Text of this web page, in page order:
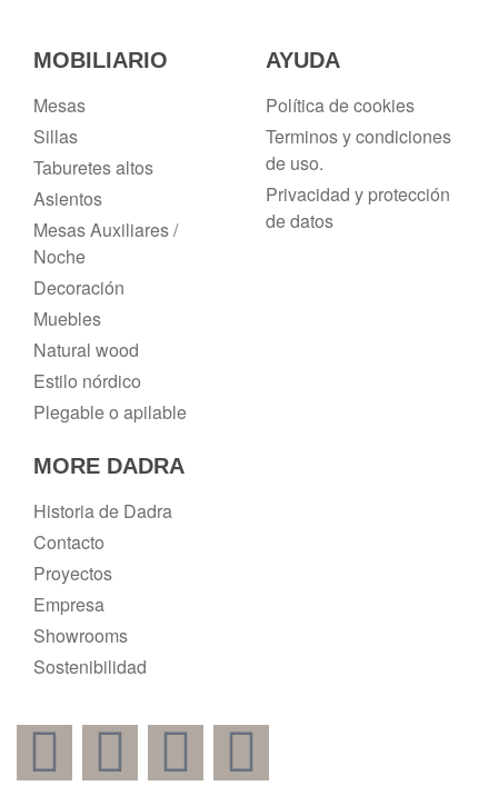
MOBILIARIO
Mesas
Sillas
Taburetes altos
Asientos
Mesas Auxiliares /
Noche
Decoración
Muebles
Natural wood
Estilo nórdico
Plegable o apilable
AYUDA
Política de cookies
Terminos y condiciones
de uso.
Privacidad y protección
de datos
MORE DADRA
Historia de Dadra
Contacto
Proyectos
Empresa
Showrooms
Sostenibilidad